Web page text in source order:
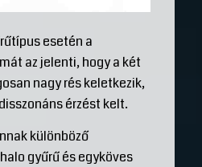
esetén a
az jelenti, hogy a két
nagy rés keletkezik,
érzést kelt.
különböző
gyűrű és egyköves